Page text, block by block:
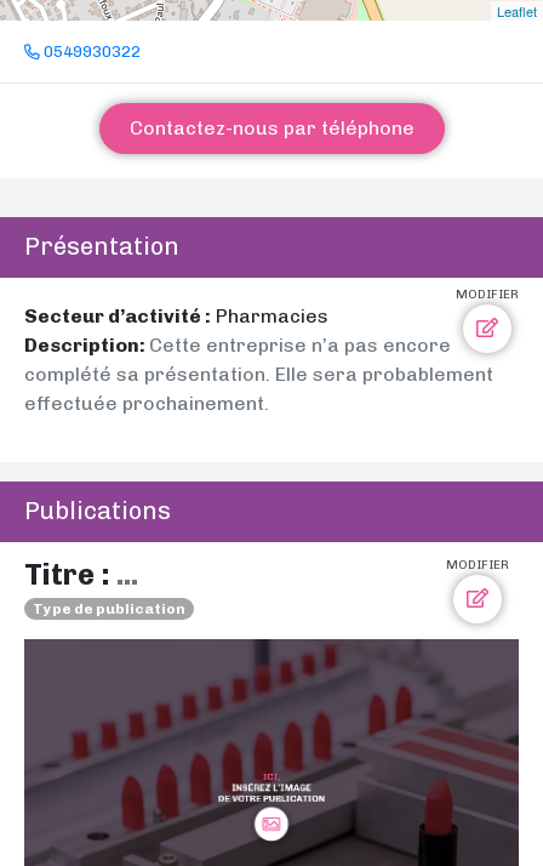
Leaflet
0549930322
Contactez-nous par téléphone
Présentation
MODIFIER
Secteur d’activité : Pharmacies
Description: Cette entreprise n’a pas encore
complété sa présentation. Elle sera probablement
effectuée prochainement.
Publications
MODIFIER
Titre : ...
Type de publication